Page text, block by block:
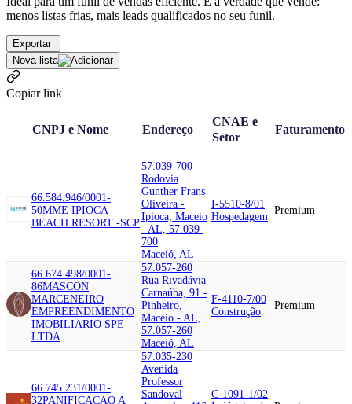
menos listas frias, mais leads qualificados no seu funil.
Exportar
Nova lista
Copiar link
CNPJ e Nome Endereço
CNAE e
Setor
Faturamento
66.584.946/0001-
50MME IPIOCA
BEACH RESORT -SCP
57.039-700
Rodovia
Gunther Frans
Oliveira -
Ipioca, Maceio
- AL, 57.039-
700
Maceió, AL
I-5510-8/01
Hospedagem
Premium
66.674.498/0001-
86MASCON
MARCENEIRO
EMPREENDIMENTO
IMOBILIARIO SPE
LTDA
57.057-260
Rua Rivadávia
Carnaúba, 91 -
Pinheiro,
Maceio - AL,
57.057-260
Maceió, AL
F-4110-7/00
Construção
Premium
66.745.231/0001-
32PANIFICACAO A
57.035-230
Avenida
Professor
Sandoval
C-1091-1/02